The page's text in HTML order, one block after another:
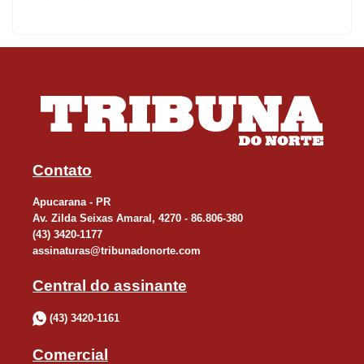
não foi iniciada. Não dá para aceitar tamanha falta de respeito” ,
disse. Na próxima semana, o parlamentar vai protocolar
pedindo informações sobre os motivos de tanta demora, tendo
vista que 98% dos imóveis já foram desapropriados e quais as
providências o órgão pretende tomar para o início imediato da
construção.
1ª conferência LGBTIQIA+
para a população LGBTQIA+. A 1ª Conferência Municipal dos
Contato
Apucarana - PR
Av. Zilda Seixas Amaral, 4270 - 86.806-380
(43) 3420-1177
assinaturas@tribunadonorte.com
Central do assinante
(43) 3420-1161
Comercial